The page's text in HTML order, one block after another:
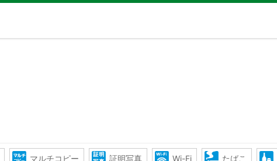
マルチコピー 証明写真 Wi-Fi たばこ